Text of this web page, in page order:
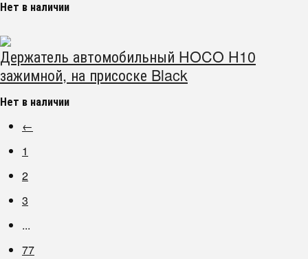
Нет в наличии
Держатель автомобильный HOCO H10
зажимной, на присоске Black
Нет в наличии
←
1
2
3
...
77